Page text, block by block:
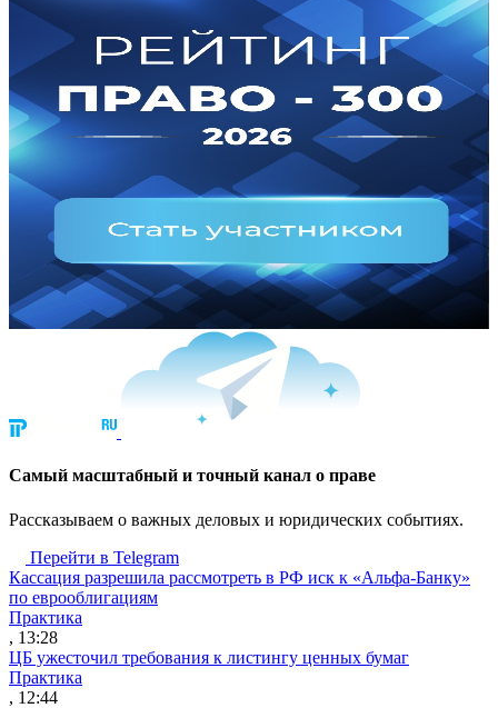
Cамый масштабный и точный канал о праве
Рассказываем о важных деловых и юридических событиях.
Перейти в Telegram
Кассация разрешила рассмотреть в РФ иск к «Альфа-Банку»
по еврооблигациям
Практика
, 13:28
ЦБ ужесточил требования к листингу ценных бумаг
Практика
, 12:44